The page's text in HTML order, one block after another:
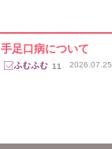
手足口病について
11 2026.07.25